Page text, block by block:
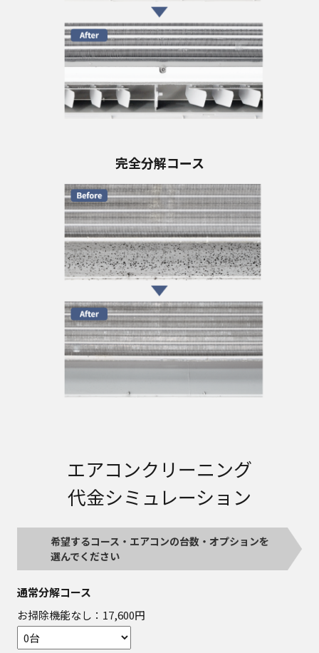
完全分解コース
エアコンクリーニング
代金シミュレーション
希望するコース・エアコンの台数・オプションを
選んでください
通常分解コース
お掃除機能なし：17,600円